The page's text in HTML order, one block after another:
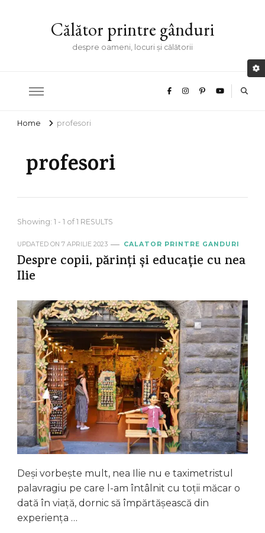
Călător printre gânduri
despre oameni, locuri și călătorii
Home profesori
profesori
Showing: 1 - 1 of 1 RESULTS
UPDATED ON 7 APRILIE 2023 CALATOR PRINTRE GANDURI
Despre copii, părinți și educație cu nea
Ilie
Deși vorbește mult, nea Ilie nu e taximetristul
palavragiu pe care l-am întâlnit cu toții măcar o
dată în viață, dornic să împărtășească din
experiența …